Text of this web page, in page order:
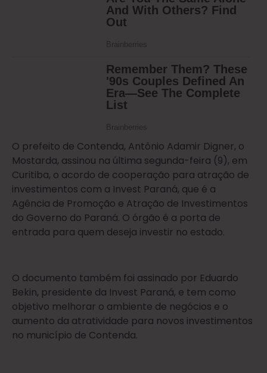
O prefeito de Contenda, Antônio Adamir Digner, o
Mostarda, assinou na última segunda-feira (9), em
Curitiba, o acordo de cooperação para atração de
investimentos com a Invest Paraná, que é a
Agência de Promoção e Atração de Investimentos
do Governo do Paraná. O órgão é a porta de
entrada para quem deseja investir no estado.
O documento também foi assinado por Eduardo
Bekin, presidente da Invest Paraná, e tem como
objetivo melhorar o ambiente de negócios e o
aumento da atratividade para novos investimentos
no município de Contenda.